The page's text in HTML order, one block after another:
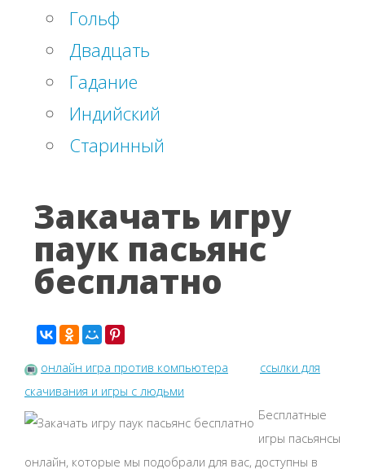
Гольф
Двадцать
Гадание
Индийский
Старинный
Закачать игру
паук пасьянс
бесплатно
онлайн игра против компьютера
ссылки для
скачивания и игры с людьми
Бесплатные
игры пасьянсы
онлайн, которые мы подобрали для вас, доступны в